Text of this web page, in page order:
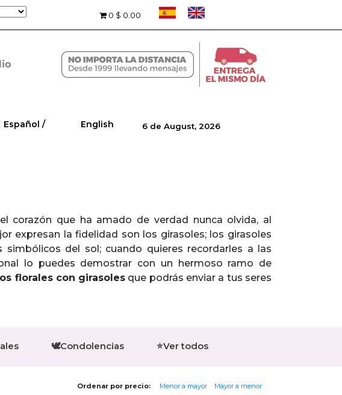
0 $ 0.00
Español / English 6 de August, 2026
corazón que ha amado de verdad nunca olvida, al
expresan la fidelidad son los girasoles; los girasoles
del sol; cuando quieres recordarles a las
lo puedes demostrar con un hermoso ramo de
florales con girasoles que podrás enviar a tus seres
🕊️Condolencias ⭐Ver todos
Ordenar por precio: Menor a mayor Mayor a menor